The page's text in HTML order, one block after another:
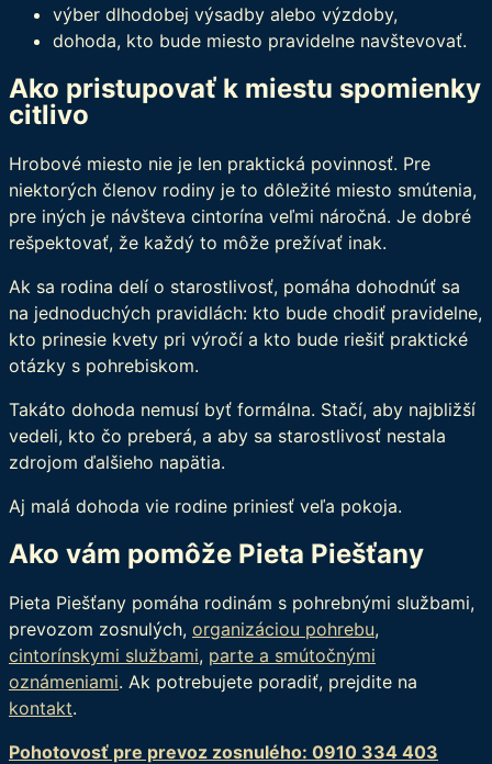
výber dlhodobej výsadby alebo výzdoby,
dohoda, kto bude miesto pravidelne navštevovať.
Ako pristupovať k miestu spomienky
citlivo
Hrobové miesto nie je len praktická povinnosť. Pre
niektorých členov rodiny je to dôležité miesto smútenia,
pre iných je návšteva cintorína veľmi náročná. Je dobré
rešpektovať, že každý to môže prežívať inak.
Ak sa rodina delí o starostlivosť, pomáha dohodnúť sa
na jednoduchých pravidlách: kto bude chodiť pravidelne,
kto prinesie kvety pri výročí a kto bude riešiť praktické
otázky s pohrebiskom.
Takáto dohoda nemusí byť formálna. Stačí, aby najbližší
vedeli, kto čo preberá, a aby sa starostlivosť nestala
zdrojom ďalšieho napätia.
Aj malá dohoda vie rodine priniesť veľa pokoja.
Ako vám pomôže Pieta Piešťany
Pieta Piešťany pomáha rodinám s pohrebnými službami,
prevozom zosnulých, organizáciou pohrebu,
cintorínskymi službami, parte a smútočnými
oznámeniami. Ak potrebujete poradiť, prejdite na
kontakt.
Pohotovosť pre prevoz zosnulého: 0910 334 403